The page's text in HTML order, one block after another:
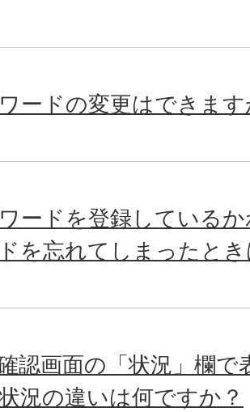
ードの変更はできま
ードを登録している
を忘れてしまったと
認画面の「状況」欄
況の違いは何ですか？